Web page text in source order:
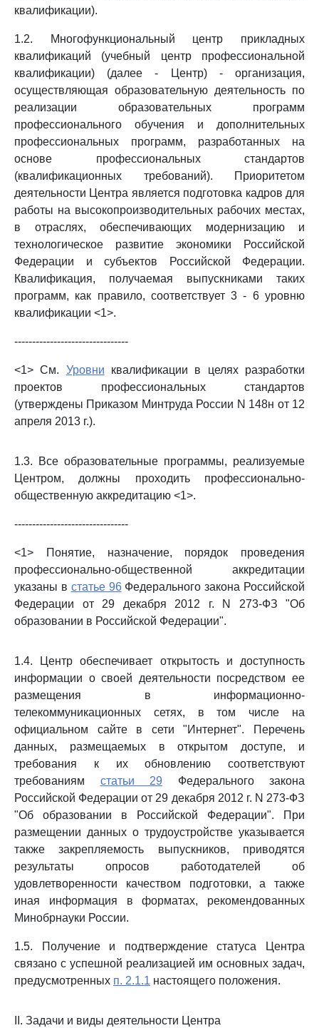
квалификации).
1.2. Многофункциональный центр прикладных
квалификаций (учебный центр профессиональной
квалификации) (далее - Центр) - организация,
осуществляющая образовательную деятельность по
реализации образовательных программ
профессионального обучения и дополнительных
профессиональных программ, разработанных на
основе профессиональных стандартов
(квалификационных требований). Приоритетом
деятельности Центра является подготовка кадров для
работы на высокопроизводительных рабочих местах,
в отраслях, обеспечивающих модернизацию и
технологическое развитие экономики Российской
Федерации и субъектов Российской Федерации.
Квалификация, получаемая выпускниками таких
программ, как правило, соответствует 3 - 6 уровню
квалификации <1>.
--------------------------------
<1> См. Уровни квалификации в целях разработки
проектов профессиональных стандартов
(утверждены Приказом Минтруда России N 148н от 12
апреля 2013 г.).
1.3. Все образовательные программы, реализуемые
Центром, должны проходить профессионально-
общественную аккредитацию <1>.
--------------------------------
<1> Понятие, назначение, порядок проведения
профессионально-общественной аккредитации
указаны в статье 96Федерального закона Российской
Федерации от 29 декабря 2012 г. N 273-ФЗ "Об
образовании в Российской Федерации".
1.4. Центр обеспечивает открытость и доступность
информации о своей деятельности посредством ее
размещения в информационно-
телекоммуникационных сетях, в том числе на
официальном сайте в сети "Интернет". Перечень
данных, размещаемых в открытом доступе, и
требования к их обновлению соответствуют
требованиям статьи 29 Федерального закона
Российской Федерации от 29 декабря 2012 г. N 273-ФЗ
"Об образовании в Российской Федерации". При
размещении данных о трудоустройстве указывается
также закрепляемость выпускников, приводятся
результаты опросов работодателей об
удовлетворенности качеством подготовки, а также
иная информация в форматах, рекомендованных
Минобрнауки России.
1.5. Получение и подтверждение статуса Центра
связано с успешной реализацией им основных задач,
предусмотренных п. 2.1.1 настоящего положения.
II. Задачи и виды деятельности Центра